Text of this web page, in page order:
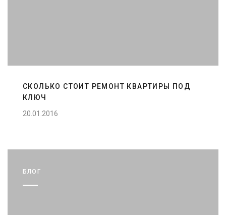
СКОЛЬКО СТОИТ РЕМОНТ КВАРТИРЫ ПОД
КЛЮЧ
20.01.2016
БЛОГ